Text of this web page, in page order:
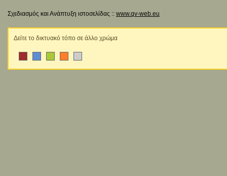
Σχεδιασμός και Ανάπτυξη ιστοσελίδας :: www.qv-web.eu
Δείτε το δικτυακό τόπο σε άλλο χρώμα